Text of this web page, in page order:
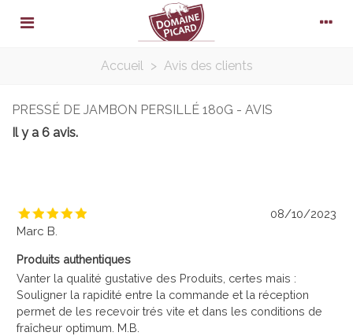
Accueil > Avis des clients
PRESSÉ DE JAMBON PERSILLÉ 180G - AVIS
Il y a 6 avis.
08/10/2023
Marc B.
Produits authentiques
Vanter la qualité gustative des Produits, certes mais :
Souligner la rapidité entre la commande et la réception
permet de les recevoir trés vite et dans les conditions de
fraîcheur optimum. M.B.